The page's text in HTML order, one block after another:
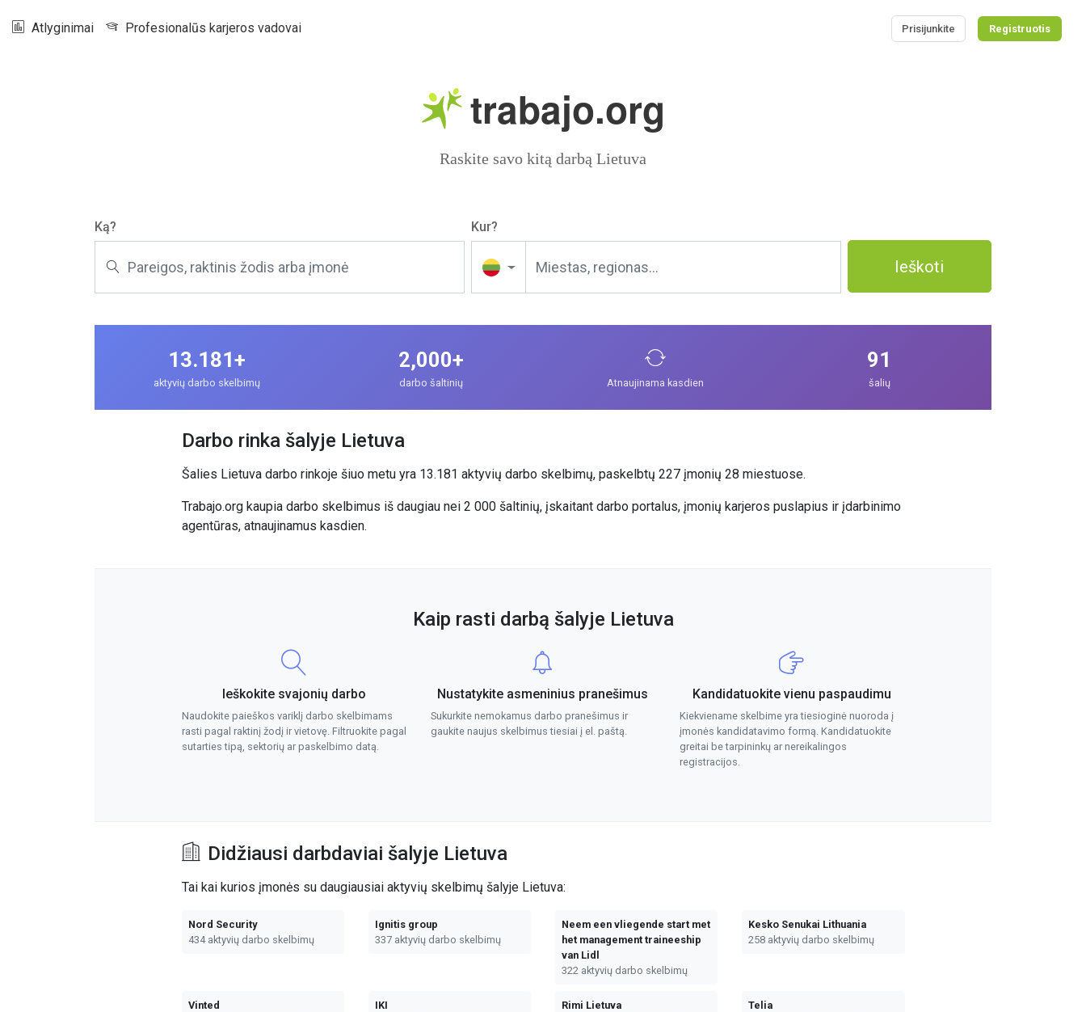
Atlyginimai Profesionalūs karjeros vadovai Prisijunkite Registruotis
trabajo.org
Raskite savo kitą darbą Lietuva
Ką? Kur?
Ieškoti
13.181+
aktyvių darbo skelbimų
2,000+
darbo šaltinių Atnaujinama kasdien
91
šalių
Darbo rinka šalyje Lietuva
Šalies Lietuva darbo rinkoje šiuo metu yra 13.181 aktyvių darbo skelbimų, paskelbtų 227 įmonių 28 miestuose.
Trabajo.org kaupia darbo skelbimus iš daugiau nei 2 000 šaltinių, įskaitant darbo portalus, įmonių karjeros puslapius ir įdarbinimo
agentūras, atnaujinamus kasdien.
Kaip rasti darbą šalyje Lietuva
Ieškokite svajonių darbo
Naudokite paieškos variklį darbo skelbimams
rasti pagal raktinį žodį ir vietovę. Filtruokite pagal
sutarties tipą, sektorių ar paskelbimo datą.
Nustatykite asmeninius pranešimus
Sukurkite nemokamus darbo pranešimus ir
gaukite naujus skelbimus tiesiai į el. paštą.
Kandidatuokite vienu paspaudimu
Kiekviename skelbime yra tiesioginė nuoroda į
įmonės kandidatavimo formą. Kandidatuokite
greitai be tarpininkų ar nereikalingos
registracijos.
Didžiausi darbdaviai šalyje Lietuva
Tai kai kurios įmonės su daugiausiai aktyvių skelbimų šalyje Lietuva:
Nord Security
434 aktyvių darbo skelbimų
Ignitis group
337 aktyvių darbo skelbimų
Neem een vliegende start met
het management traineeship
van Lidl
322 aktyvių darbo skelbimų
Kesko Senukai Lithuania
258 aktyvių darbo skelbimų
Vinted
IKI
Rimi Lietuva
Telia